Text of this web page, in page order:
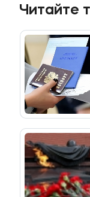
Мы в соцсетях
Подобрать
Читайте